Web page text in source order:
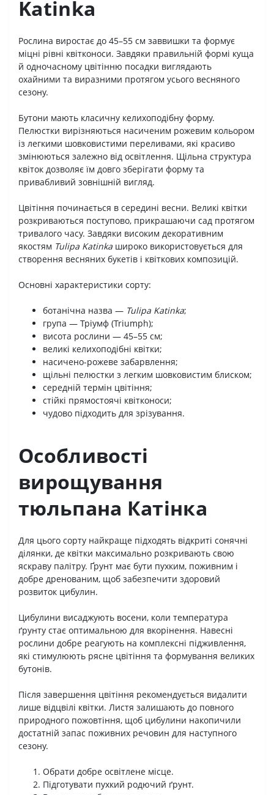
Katinka
Рослина виростає до 45–55 см заввишки та формує
міцні рівні квітконоси. Завдяки правильній формі куща
й одночасному цвітінню посадки виглядають
охайними та виразними протягом усього весняного
сезону.
Бутони мають класичну келихоподібну форму.
Пелюстки вирізняються насиченим рожевим кольором
із легкими шовковистими переливами, які красиво
змінюються залежно від освітлення. Щільна структура
квіток дозволяє їм довго зберігати форму та
привабливий зовнішній вигляд.
Цвітіння починається в середині весни. Великі квітки
розкриваються поступово, прикрашаючи сад протягом
тривалого часу. Завдяки високим декоративним
якостям Tulipa Katinka широко використовується для
створення весняних букетів і квіткових композицій.
Основні характеристики сорту:
ботанічна назва — Tulipa Katinka;
група — Тріумф (Triumph);
висота рослини — 45–55 см;
великі келихоподібні квітки;
насичено-рожеве забарвлення;
щільні пелюстки з легким шовковистим блиском;
середній термін цвітіння;
стійкі прямостоячі квітконоси;
чудово підходить для зрізування.
Особливості
вирощування
тюльпана Катінка
Для цього сорту найкраще підходять відкриті сонячні
ділянки, де квітки максимально розкривають свою
яскраву палітру. Ґрунт має бути пухким, поживним і
добре дренованим, щоб забезпечити здоровий
розвиток цибулин.
Цибулини висаджують восени, коли температура
ґрунту стає оптимальною для вкорінення. Навесні
рослини добре реагують на комплексні підживлення,
які стимулюють рясне цвітіння та формування великих
бутонів.
Після завершення цвітіння рекомендується видалити
лише відцвілі квітки. Листя залишають до повного
природного пожовтіння, щоб цибулини накопичили
достатній запас поживних речовин для наступного
сезону.
Обрати добре освітлене місце.
Підготувати пухкий родючий ґрунт.